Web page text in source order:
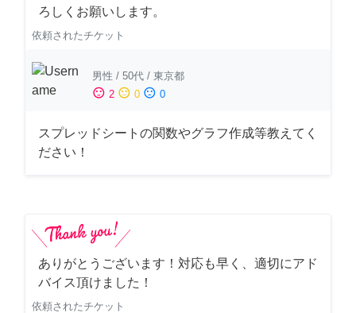
ろしくお願いします。
依頼されたチケット
男性 / 50代 / 東京都
sentiment_satisfied 2 sentiment_neutral 0 sentiment_dissatisfied 0
スプレッドシートの関数やグラフ作成等教えてく
ださい！
ありがとうございます！対応も早く、適切にアド
バイス頂けました！
依頼されたチケット